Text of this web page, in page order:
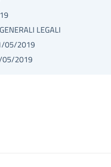
LEGALI
05/2019
05/2019